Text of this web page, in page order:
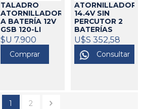
TALADRO
ATORNILLADOR
A BATERÍA 12V
GSB 120-LI
BOSCH21293
$U 7.900
Comprar
ATORNILLADOR
14.4V SIN
PERCUTOR 2
BATERÍAS
MAKITA325074
U$S 352,58
Consultar
1 2